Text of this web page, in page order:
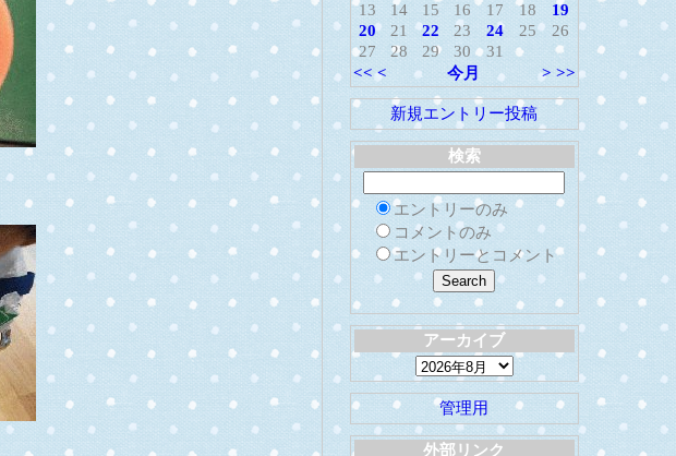
13
14 15 16 17 18
19
20
21 22 23 24 25
26
27
28 29 30
31
<< < 今月 > >>
新規エントリー投稿
検索
エントリーのみ
コメントのみ
エントリーとコメント
アーカイブ
管理用
外部リンク